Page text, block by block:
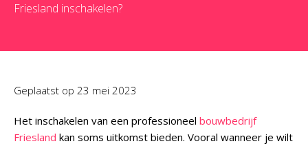
Friesland inschakelen?
Geplaatst op 23 mei 2023
Het inschakelen van een professioneel bouwbedrijf
Friesland kan soms uitkomst bieden. Vooral wanneer je wilt